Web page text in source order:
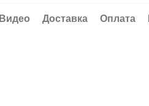
Видео Доставка Оплата